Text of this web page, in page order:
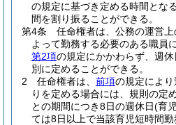
の規定に基づき定める時間とな
間を割り振ることができる。
第4条
任命権者は、公務の運営
よって勤務する必要のある職員
第2項の規定にかかわらず、週
別に定めることができる。
2
任命権者は、 前項の規定によ
りを定める場合には、規則の定
との期間につき8日の週休日(育
ては8日以上で当該育児短時間